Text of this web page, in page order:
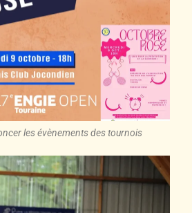
les évènements des tournois